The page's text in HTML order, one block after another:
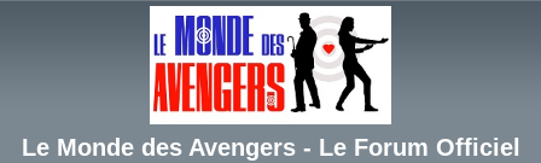
Le Monde des Avengers - Le Forum Officiel